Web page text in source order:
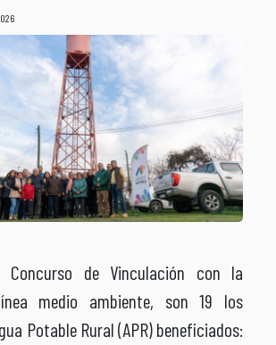
de Vinculación con la
medio ambiente, son 19 los
Potable Rural (APR) beneficiados: